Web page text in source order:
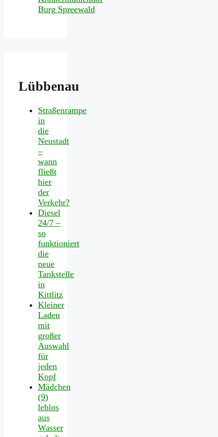
Lübbenau
Straßenrampe
in
die
Neustadt
–
wann
fließt
hier
der
Verkehr?
Diesel
24/7 –
so
funktioniert
die
neue
Tankstelle
in
Kittlitz
Kleiner
Laden
mit
großer
Auswahl
für
jeden
Kopf
Mädchen
(9)
leblos
aus
Wasser